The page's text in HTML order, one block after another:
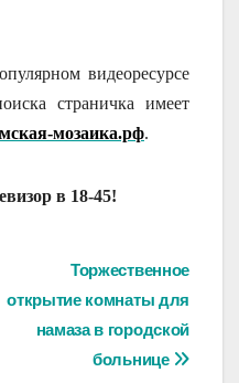
видеоресурсе
страничка имеет
мозаика.рф.
в 18-45!
Торжественное
открытие комнаты для
намаза в городской
больнице